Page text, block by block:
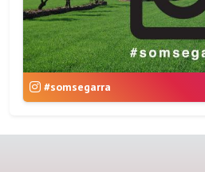
#somsegarra